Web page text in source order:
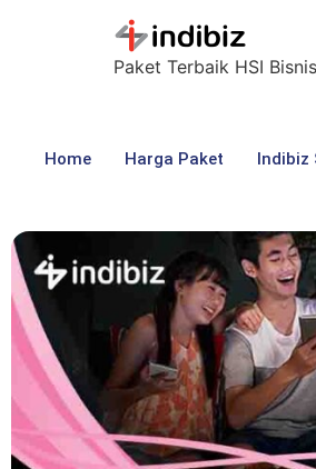
Paket Terbaik HSI
Home Harga Paket Indibiz